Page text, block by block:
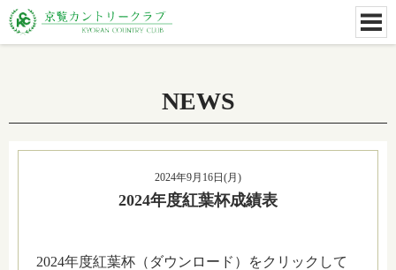
NEWS
2024年9月16日(月)
2024年度紅葉杯成績表
2024年度紅葉杯（ダウンロード）をクリックして